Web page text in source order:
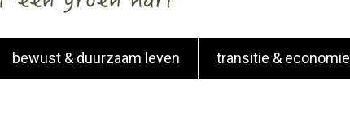
bewust & duurzaam leven transitie & economie